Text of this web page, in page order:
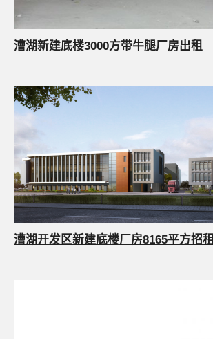
漕湖新建底楼3000方带牛腿厂房出租
漕湖开发区新建底楼厂房8165平方招租